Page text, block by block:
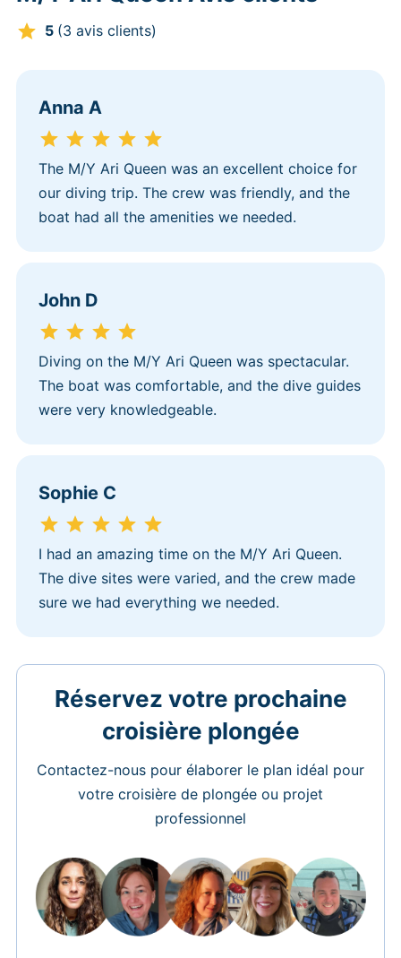
5 (3 avis clients)
Anna A
The M/Y Ari Queen was an excellent choice for
our diving trip. The crew was friendly, and the
boat had all the amenities we needed.
John D
Diving on the M/Y Ari Queen was spectacular.
The boat was comfortable, and the dive guides
were very knowledgeable.
Sophie C
I had an amazing time on the M/Y Ari Queen.
The dive sites were varied, and the crew made
sure we had everything we needed.
Réservez votre prochaine
croisière plongée
Contactez-nous pour élaborer le plan idéal pour
votre croisière de plongée ou projet
professionnel